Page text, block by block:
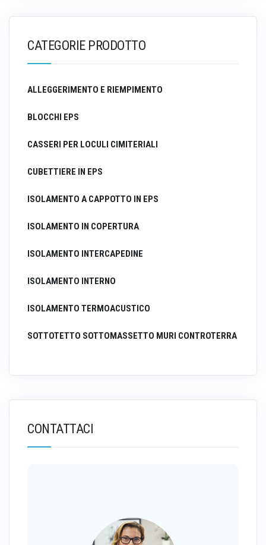
CATEGORIE PRODOTTO
ALLEGGERIMENTO E RIEMPIMENTO
BLOCCHI EPS
CASSERI PER LOCULI CIMITERIALI
CUBETTIERE IN EPS
ISOLAMENTO A CAPPOTTO IN EPS
ISOLAMENTO IN COPERTURA
ISOLAMENTO INTERCAPEDINE
ISOLAMENTO INTERNO
ISOLAMENTO TERMOACUSTICO
SOTTOTETTO SOTTOMASSETTO MURI CONTROTERRA
CONTATTACI